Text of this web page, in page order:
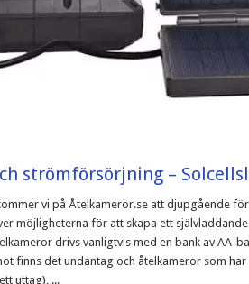
strömförsörjning –
vi på Åtelkameror.se att djupgående
möjligheterna för att skapa ett
drivs vanligtvis med en bank av AA-
finns det undantag och åtelkameror som
uttag), ...